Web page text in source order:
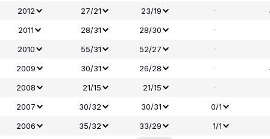
2012
27/21 23/19 -
2011
28/31 28/30 -
2010 55/31 52/27 -
2009
30/31 26/28 -
2008
21/15 21/15 -
2007 30/32 30/31
0/1
2006
35/32 33/29
1/1